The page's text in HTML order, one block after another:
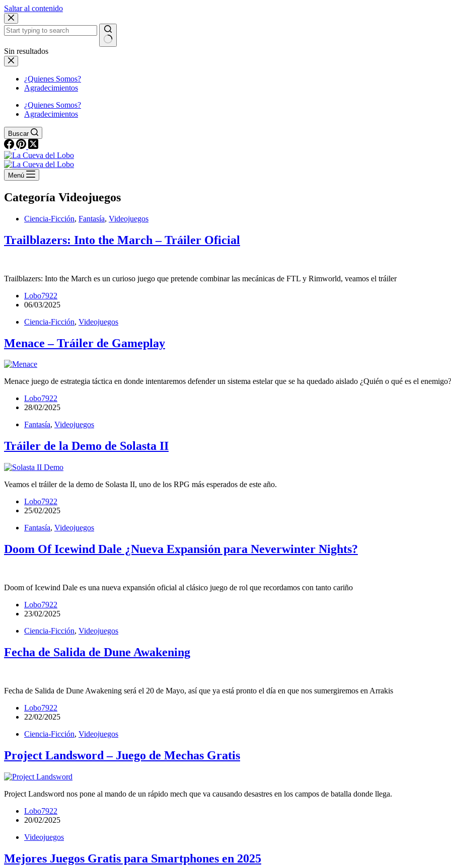
Saltar al contenido
Sin resultados
¿Quienes Somos?
Agradecimientos
¿Quienes Somos?
Agradecimientos
Buscar
Menú
Categoría Videojuegos
Ciencia-Ficción, Fantasía, Videojuegos
Trailblazers: Into the March – Tráiler Oficial
Trailblazers: Into the March es un curioso juego que pretende combinar las mecánicas de FTL y Rimworld, veamos el tráiler
Lobo7922
06/03/2025
Ciencia-Ficción, Videojuegos
Menace – Tráiler de Gameplay
Menace juego de estrategia táctica en donde intentaremos defender un sistema estelar que se ha quedado aislado ¿Quién o qué es el enemigo?
Lobo7922
28/02/2025
Fantasía, Videojuegos
Tráiler de la Demo de Solasta II
Veamos el tráiler de la demo de Solasta II, uno de los RPG más esperados de este año.
Lobo7922
25/02/2025
Fantasía, Videojuegos
Doom Of Icewind Dale ¿Nueva Expansión para Neverwinter Nights?
Doom of Icewind Dale es una nueva expansión oficial al clásico juego de rol que recordamos con tanto cariño
Lobo7922
23/02/2025
Ciencia-Ficción, Videojuegos
Fecha de Salida de Dune Awakening
Fecha de Salida de Dune Awakening será el 20 de Mayo, así que ya está pronto el día en que nos sumergiremos en Arrakis
Lobo7922
22/02/2025
Ciencia-Ficción, Videojuegos
Project Landsword – Juego de Mechas Gratis
Project Landsword nos pone al mando de un rápido mech que va causando desastres en los campos de batalla donde llega.
Lobo7922
20/02/2025
Videojuegos
Mejores Juegos Gratis para Smartphones en 2025